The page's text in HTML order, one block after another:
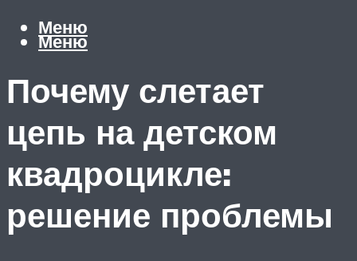
Меню
Меню
Почему слетает
цепь на детском
квадроцикле:
решение проблемы